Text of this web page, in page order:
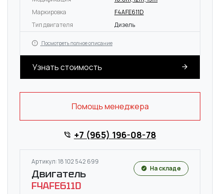
Маркировка
F4AFE611D
Тип двигателя
Дизель
Посмотреть полное описание
Узнать стоимость
Помощь менеджера
+7 (965) 196-08-78
Артикул: 18 102 542 699
Двигатель
F4AFE611D
На складе